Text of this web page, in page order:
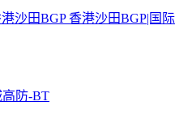
沙田BGP 香港沙田BGP|国际
高防-BT